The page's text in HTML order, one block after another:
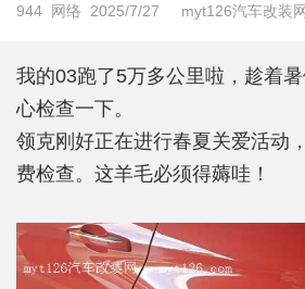
944 网络 2025/7/27 myt126汽车改装网
我的03跑了5万多公里啦，趁着
心检查一下。
领克刚好正在进行春夏关爱活动
费检查。这羊毛必须得薅哇！